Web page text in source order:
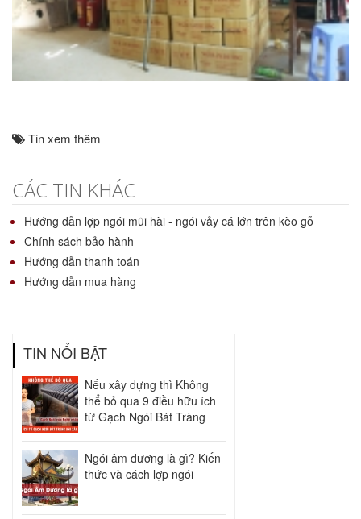
Tin xem thêm
CÁC TIN KHÁC
Hướng dẫn lợp ngói mũi hài - ngói vảy cá lớn trên kèo gỗ
Chính sách bảo hành
Hướng dẫn thanh toán
Hướng dẫn mua hàng
TIN NỔI BẬT
Nếu xây dựng thì Không
thể bỏ qua 9 điều hữu ích
từ Gạch Ngói Bát Tràng
Ngói âm dương là gì? Kiến
thức và cách lợp ngói